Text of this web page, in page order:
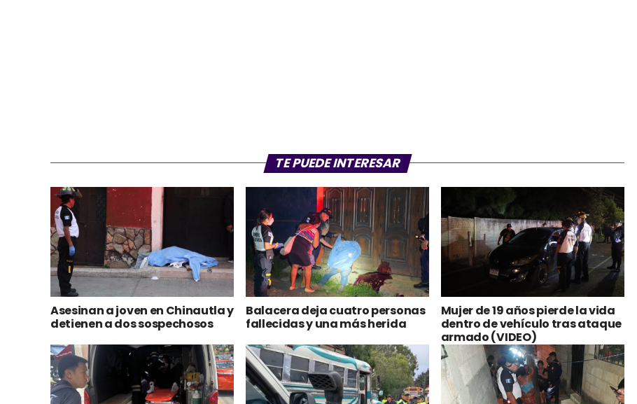
TE PUEDE INTERESAR
Asesinan a joven en Chinautla y
detienen a dos sospechosos
Balacera deja cuatro personas
fallecidas y una más herida
Mujer de 19 años pierde la vida
dentro de vehículo tras ataque
armado (VIDEO)